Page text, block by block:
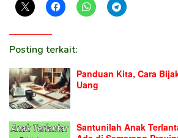
Posting terkait:
Panduan Kita, Cara
Uang
Santunilah Anak